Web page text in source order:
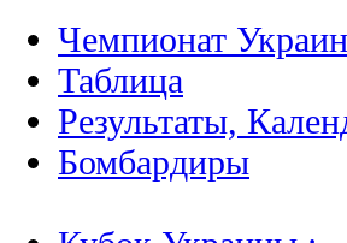
Чемпионат
Таблица
Результаты,
Бомбардиры